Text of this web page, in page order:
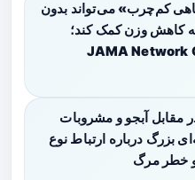
کم‌چرب» می‌تواند بدون
کاهش وزن کمک کند؛
مقابل آبجو و مشروبات
بزرگ درباره ارتباط نوع
و خطر مرگ